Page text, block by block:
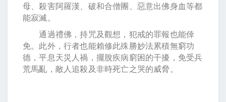
母、殺害阿羅漢、破和合僧團、惡意出佛身血等都
能寂滅。
通過禮佛，持咒及觀想，犯戒的罪報也能倖
免。此外，行者也能賴修此殊勝妙法累積無窮功
德，平息天災人禍，擺脫疾病窮困的干擾，免受兵
荒馬亂，敵人追殺及非時死亡之哭的威脅。